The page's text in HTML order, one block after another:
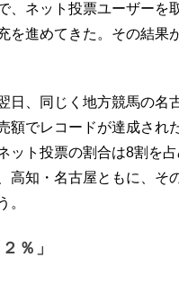
、ネット投票ユーザーを
を進めてきた。その結果
、同じく地方競馬の名
額でレコードが達成され
ット投票の割合は8割を
高知・名古屋ともに、そ
。
２％」